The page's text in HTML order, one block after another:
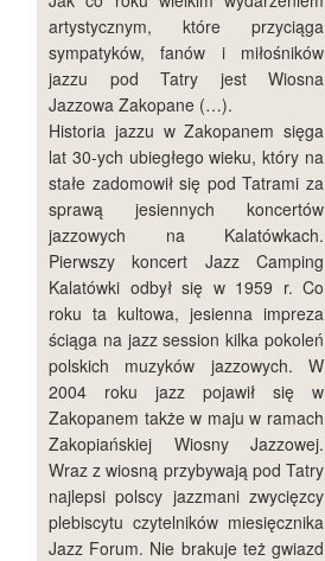
artystycznym, które przyciąga
sympatyków, fanów i miłośników
jazzu pod Tatry jest Wiosna
Jazzowa Zakopane (…).
Historia jazzu w Zakopanem sięga
lat 30-ych ubiegłego wieku, który na
stałe zadomowił się pod Tatrami za
sprawą jesiennych koncertów
jazzowych na Kalatówkach.
Pierwszy koncert Jazz Camping
Kalatówki odbył się w 1959 r. Co
roku ta kultowa, jesienna impreza
ściąga na jazz session kilka pokoleń
polskich muzyków jazzowych. W
2004 roku jazz pojawił się w
Zakopanem także w maju w ramach
Zakopiańskiej Wiosny Jazzowej.
Wraz z wiosną przybywają pod Tatry
najlepsi polscy jazzmani zwycięzcy
plebiscytu czytelników miesięcznika
Jazz Forum. Nie brakuje też gwiazd